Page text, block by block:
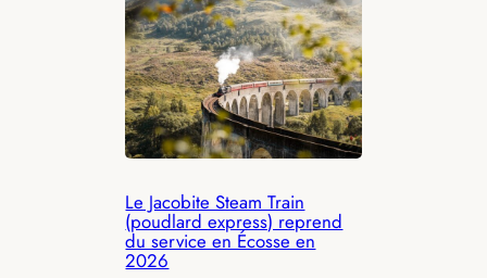
Le Jacobite Steam Train
(poudlard express) reprend
du service en Écosse en
2026